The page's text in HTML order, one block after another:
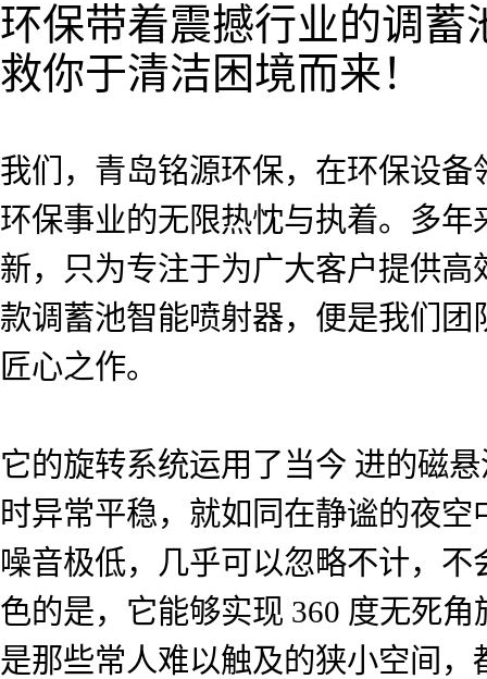
环保带着震撼行业的调蓄
救你于清洁困境而来！
我们，青岛铭源环保，在环保设
环保事业的无限热忱与执着。多
新，只为专注于为广大客户提供
款调蓄池智能喷射器，便是我们
匠心之作。
它的旋转系统运用了当今 进的磁
时异常平稳，就如同在静谧的夜
噪音极低，几乎可以忽略不计，
色的是，它能够实现 360 度无死
是那些常人难以触及的狭小空间